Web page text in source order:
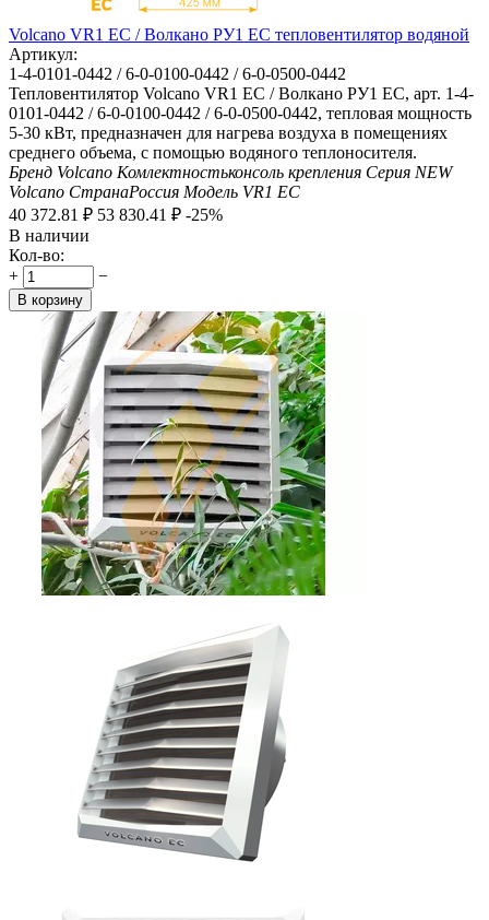
Volcano VR1 EC / Волкано РУ1 ЕС тепловентилятор водяной
Артикул:
1-4-0101-0442 / 6-0-0100-0442 / 6-0-0500-0442
Тепловентилятор Volcano VR1 EC / Волкано РУ1 ЕС, арт. 1-4-
0101-0442 / 6-0-0100-0442 / 6-0-0500-0442, тепловая мощность
5-30 кВт, предназначен для нагрева воздуха в помещениях
среднего объема, с помощью водяного теплоносителя.
Бренд Volcano Комлектностьконсоль крепления Серия NEW
Volcano СтранаРоссия Модель VR1 EC
40 372.81 ₽ 53 830.41 ₽ -25%
В наличии
Кол-во:
+
−
В корзину